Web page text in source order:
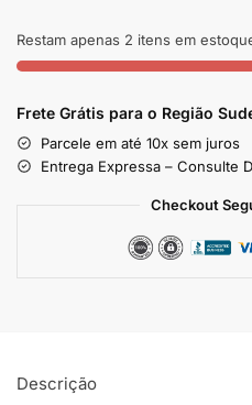
Restam apenas 2 itens em
Frete Grátis para o Região
Parcele em até 10x sem juros
Entrega Expressa – Consulte
Checkout
Descrição